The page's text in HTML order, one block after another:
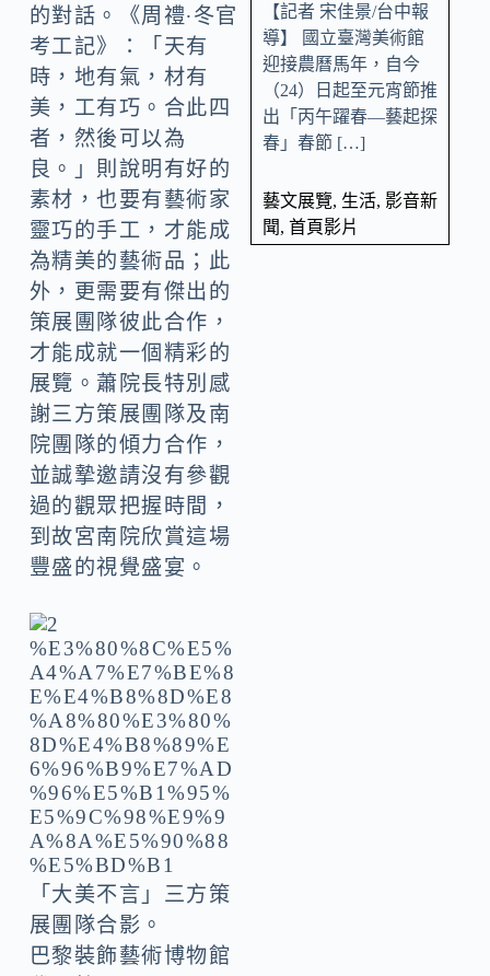
的對話。《周禮∙冬官
考工記》：「天有
時，地有氣，材有
美，工有巧。合此四
者，然後可以為
良。」則說明有好的
素材，也要有藝術家
靈巧的手工，才能成
為精美的藝術品；此
外，更需要有傑出的
策展團隊彼此合作，
才能成就一個精彩的
展覽。蕭院長特別感
謝三方策展團隊及南
院團隊的傾力合作，
並誠摯邀請沒有參觀
過的觀眾把握時間，
到故宮南院欣賞這場
豐盛的視覺盛宴。
「大美不言」三方策
展團隊合影。
巴黎裝飾藝術博物館
【記者 宋佳景/台中報
導】 國立臺灣美術館
迎接農曆馬年，自今
（24）日起至元宵節推
出「丙午躍春—藝起探
春」春節 […]
藝文展覽, 生活, 影音新
聞, 首頁影片